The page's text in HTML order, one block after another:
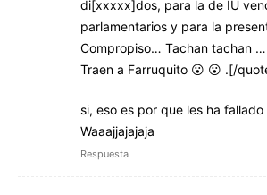
di[xxxxx]dos, para la de IU
parlamentarios y para la
Compropiso… Tachan tachan
Traen a Farruquito 😮 😮 .[/
si, eso es por que les ha
Waaajjajajaja
Respuesta